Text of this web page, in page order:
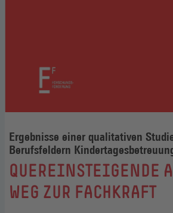
Ergebnisse einer qualitativen
Berufsfeldern
:
QUEREINSTEIGENDE
WEG ZUR FACHKRAFT